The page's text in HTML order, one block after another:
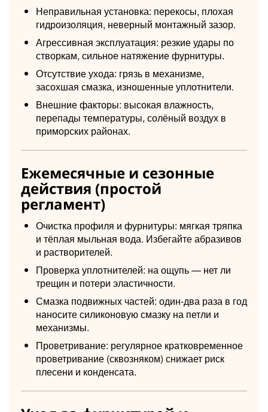
Неправильная установка: перекосы, плохая
гидроизоляция, неверный монтажный зазор.
Агрессивная эксплуатация: резкие удары по
створкам, сильное натяжение фурнитуры.
Отсутствие ухода: грязь в механизме,
засохшая смазка, изношенные уплотнители.
Внешние факторы: высокая влажность,
перепады температуры, солёный воздух в
приморских районах.
Ежемесячные и сезонные
действия (простой
регламент)
Очистка профиля и фурнитуры: мягкая тряпка
и тёплая мыльная вода. Избегайте абразивов
и растворителей.
Проверка уплотнителей: на ощупь — нет ли
трещин и потери эластичности.
Смазка подвижных частей: один-два раза в год
наносите силиконовую смазку на петли и
механизмы.
Проветривание: регулярное кратковременное
проветривание (сквозняком) снижает риск
плесени и конденсата.